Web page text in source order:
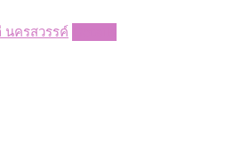
นครสวรรค์